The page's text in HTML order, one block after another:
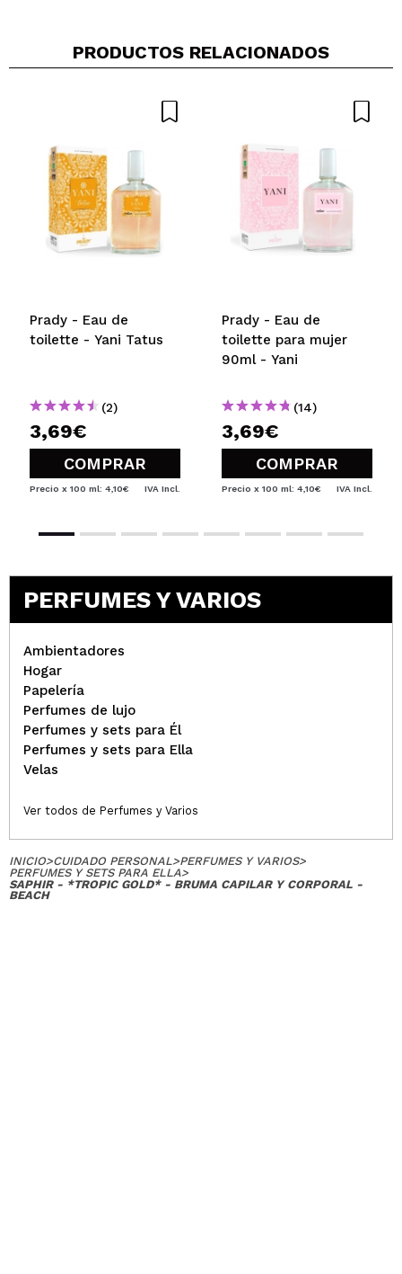
Tu vídeo podría ser el primero. Imagínatelo...
¿Recomendarías su compra? Si No
5/5
PRODUCTOS RELACIONADOS
Prady - Eau de
toilette - Yani Tatus
(2)
3,69€
COMPRAR
Precio x 100 ml: 4,10€ IVA Incl.
Prady - Eau de
toilette para mujer
90ml - Yani
(14)
3,69€
COMPRAR
Precio x 100 ml: 4,10€ IVA Incl.
PERFUMES Y VARIOS
Ambientadores
Hogar
Papelería
Perfumes de lujo
Perfumes y sets para Él
Perfumes y sets para Ella
Velas
Ver todos de Perfumes y Varios
INICIO>CUIDADO PERSONAL>PERFUMES Y VARIOS>
PERFUMES Y SETS PARA ELLA>
SAPHIR - *TROPIC GOLD* - BRUMA CAPILAR Y CORPORAL -
BEACH